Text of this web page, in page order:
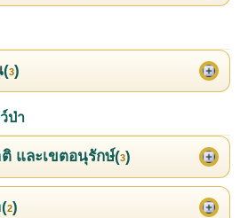
(3)
ป่า
และเขตอนุรักษ์(3)
2)